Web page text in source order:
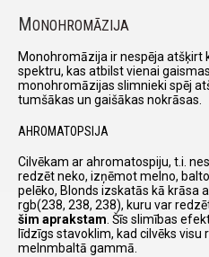
MONOHROMĀZIJA
Monohromāzija ir nespēja atšķirt
spektru, kas atbilst vienai
monohromāzijas slimnieki spēj
tumšākas un gaišākas nokrāsas.
AHROMATOPSIJA
Cilvēkam ar ahromatospiju, t.i.
redzēt neko, izņēmot melno,
pelēko, Blonds izskatās kā krāsa
rgb(238, 238, 238), kuru var
šim aprakstam. Šīs slimības
līdzīgs stavoklim, kad cilvēks visu
melnmbaltā gammā.